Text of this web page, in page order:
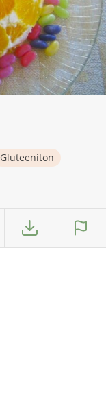
Gluteeniton